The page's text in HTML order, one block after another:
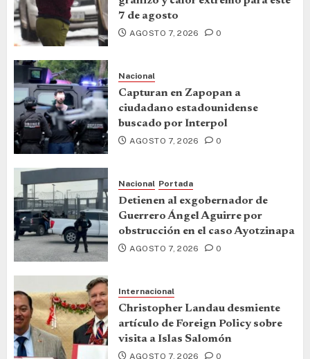
7 de agosto
AGOSTO 7, 2026 0
Nacional
Capturan en Zapopan a
ciudadano estadounidense
buscado por Interpol
AGOSTO 7, 2026 0
Nacional Portada
Detienen al exgobernador de
Guerrero Ángel Aguirre por
obstrucción en el caso Ayotzinapa
AGOSTO 7, 2026 0
Internacional
Christopher Landau desmiente
artículo de Foreign Policy sobre
visita a Islas Salomón
AGOSTO 7, 2026 0